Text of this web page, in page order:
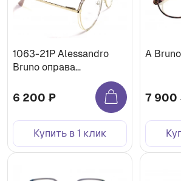
1063-21P Alessandro
Bruno оправа
6 200 ₽
Купить в 1 клик
A
7 900